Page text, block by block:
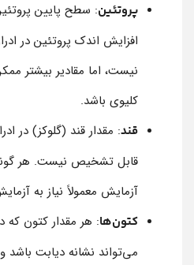
پروتئین: سطح پایین
افزایش اندک پروتئین در
نیست، اما مقادیر بیشتر
کلیوی باشد.
قند: مقدار قند (گلوکز) در
قابل تشخیص نیست. هر
آزمایش معمولاً نیاز به
کتون‌ها: هر مقدار کتون که
می‌تواند نشانه دیابت باشد